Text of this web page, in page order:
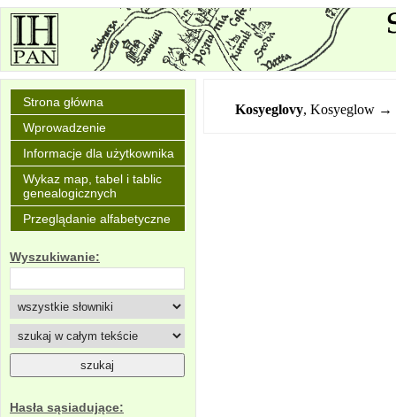
Strona główna
Wprowadzenie
Informacje dla użytkownika
Wykaz map, tabel i tablic
genealogicznych
Przeglądanie alfabetyczne
Wyszukiwanie:
Hasła sąsiadujące:
Kosyeglovy, Kosyeglow →